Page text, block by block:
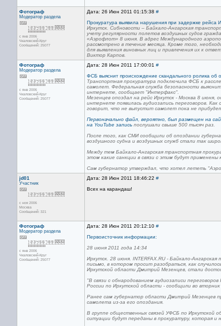
Фотограф
Модератор раздела
с янв 2006
Чкаловский-Круг
Сообщений: 25077
Дата: 26 Июн 2011 01:15:38 #
Прокуратура выявила нарушения при задержке рейса
Иркутск. Сибновости – Байкало-Ангарская
учету регулярности полетов воздушных судов
«Аэрофлот» 8 июня. В адрес Международного
рассмотрено в течение месяца. Кроме того,
для выявления виновных лиц и привлечения их к
Виктор Карпов.
Фотограф
Модератор раздела
с янв 2006
Чкаловский-Круг
Сообщений: 25077
Дата: 28 Июн 2011 17:00:01 #
ФСБ выяснит происхождение скандального ролика об
Транспортная прокуратура подключила ФСБ к
самолет. Федеральная служба безопасности
интернете, сообщает "Интерфакс".
Мезенцев опоздал на рейс Иркутск - Москва 8 июня,
интернете появилась аудиозапись переговоров.
говорит, что не выпустит самолет пока не
Первоначально файл, вероятно, был размещен на
на YouTube запись послушали свыше 500 тысяч раз.
После того, как СМИ сообщили об опоздании
воздушного судна и воздушных служб стали так
Между тем Байкало-Ангарская транспортная
этом какие санкции в связи с этим будут применены
Сам губернатор утверждал, что хотел лететь
jd01
Участник
с ноя 2006
Москва
Сообщений: 321
Дата: 28 Июн 2011 18:46:22 #
Всех на карандаш!
Фотограф
Модератор раздела
с янв 2006
Чкаловский-Круг
Сообщений: 25077
Дата: 28 Июн 2011 20:12:10 #
Первоисточник информации:
28 июня 2011 года 14:34
Иркутск. 28 июня. INTERFAX.RU - Байкало-
письмо, в котором просит разобраться, как
Иркутской области Дмитрий Мезенцев, стали
"В связи с обнародованием аудиозаписи
России по Иркутской области - сообщили во
Ранее сам губернатор области Дмитрий Мезенцев
самолета из-за его опоздания.
В группе общественных связей УФСБ по Иркутской
ситуации будут переданы в прокуратуру, которая и